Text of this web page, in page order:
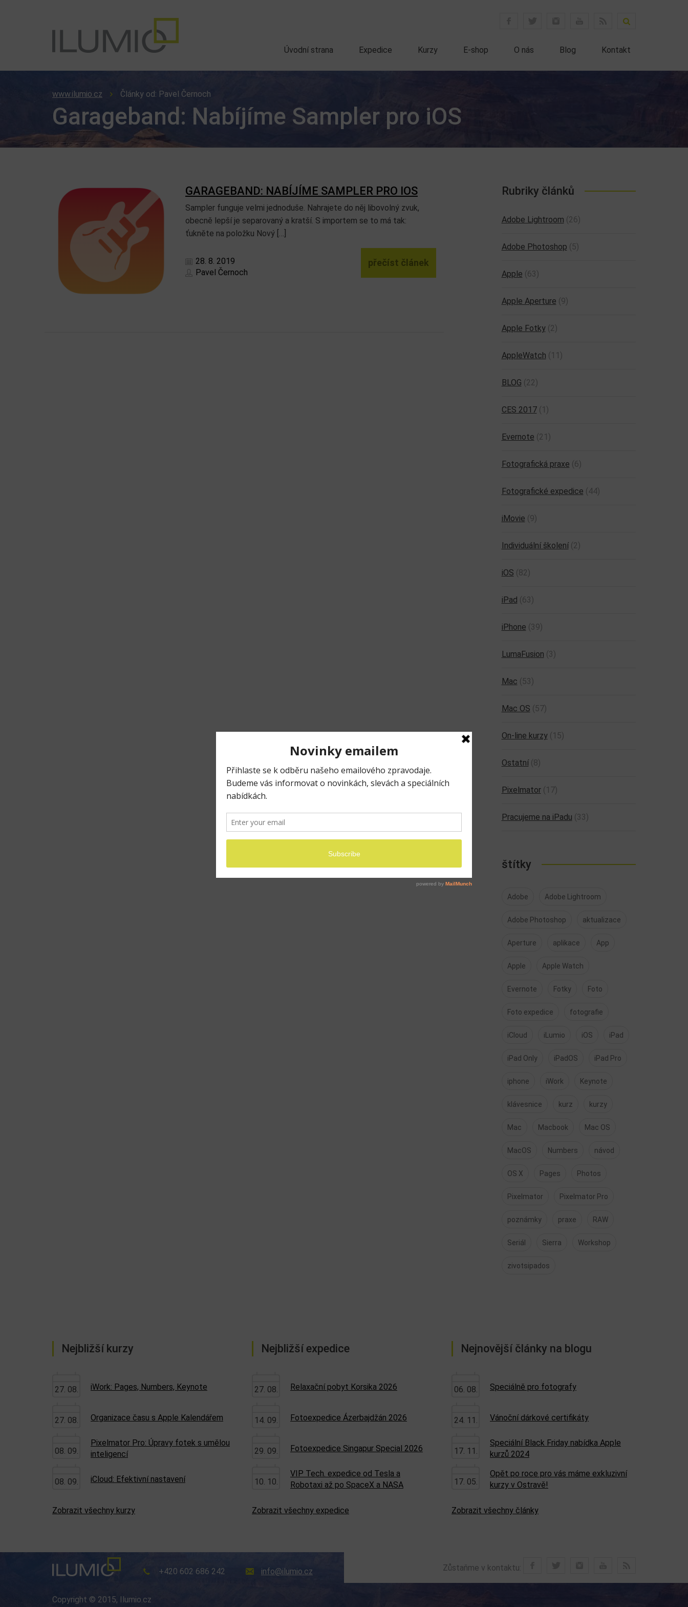
Úvodní strana Expedice Kurzy E-shop O nás Blog Kontakt
www.ilumio.cz Články od: Pavel Černoch
Garageband: Nabíjíme Sampler pro iOS
GARAGEBAND: NABÍJÍME SAMPLER PRO IOS
Sampler funguje velmi jednoduše. Nahrajete do něj libovolný zvuk,
obecně lepší je separovaný a kratší. S importem se to má tak:
ťukněte na položku Nový […]
28. 8. 2019
Pavel Černoch
přečíst článek
Rubriky článků
Adobe Lightroom (26)
Adobe Photoshop (5)
Apple (63)
Apple Aperture (9)
Apple Fotky(2)
AppleWatch (11)
BLOG (22)
CES 2017(1)
Evernote (21)
Fotografická praxe (6)
Fotografické expedice (44)
iMovie (9)
Individuální školení(2)
iOS (82)
iPad (63)
iPhone (39)
LumaFusion (3)
Mac (53)
Mac OS (57)
On-line kurzy(15)
Ostatní(8)
Pixelmator(17)
Pracujeme na iPadu (33)
štítky
Adobe Adobe Lightroom
Adobe Photoshop aktualizace
Aperture aplikace App
Apple Apple Watch
Evernote Fotky Foto
Foto expedice fotografie
iCloud iLumio iOS iPad
iPad Only iPadOS iPad Pro
iphone iWork Keynote
klávesnice kurz kurzy
Mac Macbook Mac OS
MacOS Numbers návod
OS X Pages Photos
Pixelmator Pixelmator Pro
poznámky praxe RAW
Seriál Sierra Workshop
zivotsipados
Nejbližší kurzy
27. 08. iWork: Pages, Numbers, Keynote
27. 08. Organizace času s Apple Kalendářem
08. 09.
Pixelmator Pro: Úpravy fotek s umělou
inteligencí
08. 09. iCloud: Efektivní nastavení
Zobrazit všechny kurzy
Nejbližší expedice
27. 08. Relaxační pobyt Korsika 2026
14. 09. Fotoexpedice Ázerbajdžán 2026
29. 09. Fotoexpedice Singapur Special 2026
10. 10.
VIP Tech. expedice od Tesla a
Robotaxi až po SpaceX a NASA
Zobrazit všechny expedice
Nejnovější články na blogu
06. 08. Speciálně pro fotografy
24. 11. Vánoční dárkové certifikáty
17. 11.
Speciální Black Friday nabídka Apple
kurzů 2024
17. 05.
Opět po roce pro vás máme exkluzivní
kurzy v Ostravě!
Zobrazit všechny články
+420 602 686 242 info@ilumio.cz Zůstaňme v kontaktu:
Copyright © 2015, Ilumio.cz